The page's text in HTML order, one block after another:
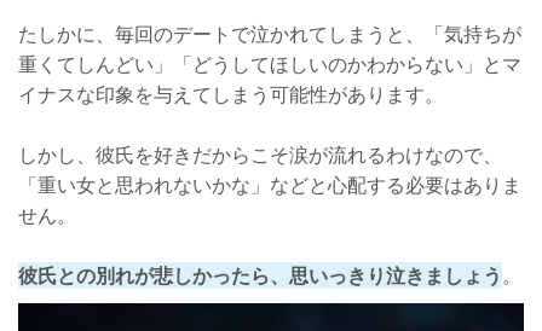
たしかに、毎回のデートで泣かれてしまうと、「気持ちが
重くてしんどい」「どうしてほしいのかわからない」とマ
イナスな印象を与えてしまう可能性があります。
しかし、彼氏を好きだからこそ涙が流れるわけなので、
「重い女と思われないかな」などと心配する必要はありま
せん。
彼氏との別れが悲しかったら、思いっきり泣きましょう。